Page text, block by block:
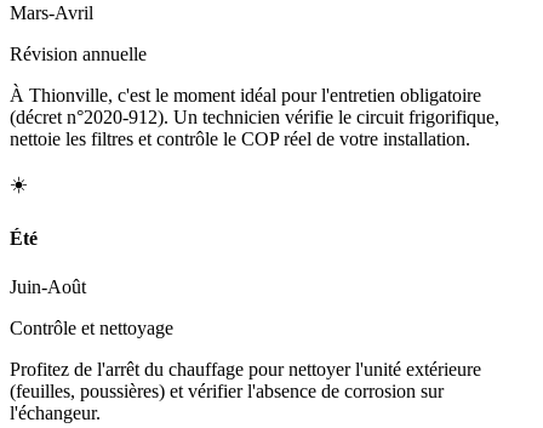
Mars-Avril
Révision annuelle
À Thionville, c'est le moment idéal pour l'entretien obligatoire
(décret n°2020-912). Un technicien vérifie le circuit frigorifique,
nettoie les filtres et contrôle le COP réel de votre installation.
☀️
Été
Juin-Août
Contrôle et nettoyage
Profitez de l'arrêt du chauffage pour nettoyer l'unité extérieure
(feuilles, poussières) et vérifier l'absence de corrosion sur
l'échangeur.